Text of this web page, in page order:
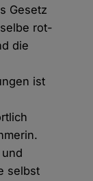
Gesetz
rot-
die
ist
selbst